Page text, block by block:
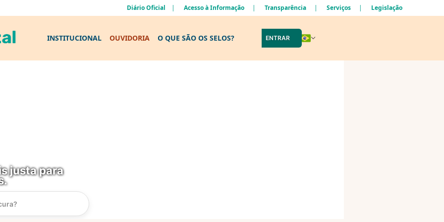
Diário Oficial Acesso à Informação Transparência Serviços
Legislação
INSTITUCIONAL OUVIDORIA O QUE SÃO OS SELOS? ENTRAR
justa para